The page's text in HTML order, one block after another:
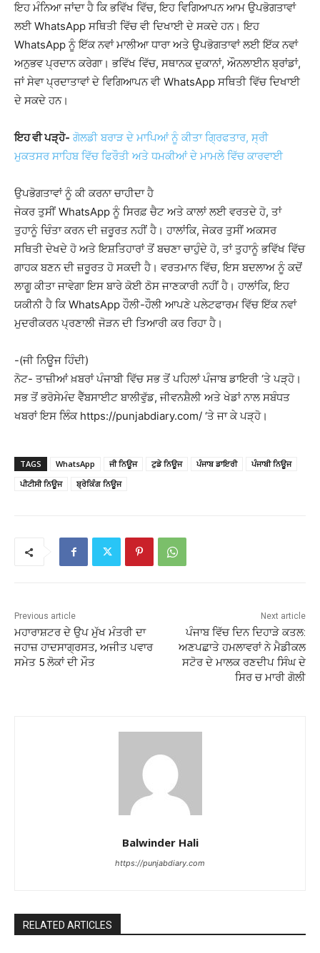
ਇਹ ਮੰਨਿਆ ਜਾਂਦਾ ਹੈ ਕਿ ਭਵਿੱਖ ਵਿੱਚ, ਇਹ ਵਿਗਿਆਪਨ ਆਮ ਉਪਭੋਗਤਾਵਾਂ
ਲਈ WhatsApp ਸਥਿਤੀ ਵਿੱਚ ਵੀ ਦਿਖਾਈ ਦੇ ਸਕਦੇ ਹਨ। ਇਹ
WhatsApp ਨੂੰ ਇੱਕ ਨਵਾਂ ਮਾਲੀਆ ਧਾਰਾ ਅਤੇ ਉਪਭੋਗਤਾਵਾਂ ਲਈ ਇੱਕ ਨਵਾਂ
ਅਨੁਭਵ ਪ੍ਰਦਾਨ ਕਰੇਗਾ। ਭਵਿੱਖ ਵਿੱਚ, ਸਥਾਨਕ ਦੁਕਾਨਾਂ, ਔਨਲਾਈਨ ਬ੍ਰਾਂਡਾਂ,
ਜਾਂ ਸੇਵਾ ਪ੍ਰਦਾਤਾਵਾਂ ਦੇ ਵਿਗਿਆਪਨ ਵੀ WhatsApp ਸਥਿਤੀ ਵਿੱਚ ਦਿਖਾਈ
ਦੇ ਸਕਦੇ ਹਨ।
ਇਹ ਵੀ ਪੜ੍ਹੋ- ਗੋਲਡੀ ਬਰਾੜ ਦੇ ਮਾਪਿਆਂ ਨੂੰ ਕੀਤਾ ਗ੍ਰਿਫਤਾਰ, ਸ੍ਰੀ
ਮੁਕਤਸਰ ਸਾਹਿਬ ਵਿੱਚ ਫਿਰੌਤੀ ਅਤੇ ਧਮਕੀਆਂ ਦੇ ਮਾਮਲੇ ਵਿੱਚ ਕਾਰਵਾਈ
ਉਪਭੋਗਤਾਵਾਂ ਨੂੰ ਕੀ ਕਰਨਾ ਚਾਹੀਦਾ ਹੈ
ਜੇਕਰ ਤੁਸੀਂ WhatsApp ਨੂੰ ਸਿਰਫ਼ ਚੈਟ ਅਤੇ ਕਾਲਾਂ ਲਈ ਵਰਤਦੇ ਹੋ, ਤਾਂ
ਤੁਹਾਨੂੰ ਚਿੰਤਾ ਕਰਨ ਦੀ ਜ਼ਰੂਰਤ ਨਹੀਂ ਹੈ। ਹਾਲਾਂਕਿ, ਜੇਕਰ ਤੁਸੀਂ ਅਕਸਰ
ਸਥਿਤੀ ਦੇਖਦੇ ਹੋ ਅਤੇ ਇਸ਼ਤਿਹਾਰਾਂ ਤੋਂ ਬਚਣਾ ਚਾਹੁੰਦੇ ਹੋ, ਤਾਂ ਤੁਹਾਨੂੰ ਭਵਿੱਖ ਵਿੱਚ
ਗਾਹਕ ਬਣਨ ਦੀ ਜ਼ਰੂਰਤ ਹੋ ਸਕਦੀ ਹੈ। ਵਰਤਮਾਨ ਵਿੱਚ, ਇਸ ਬਦਲਾਅ ਨੂੰ ਕਦੋਂ
ਲਾਗੂ ਕੀਤਾ ਜਾਵੇਗਾ ਇਸ ਬਾਰੇ ਕੋਈ ਠੋਸ ਜਾਣਕਾਰੀ ਨਹੀਂ ਹੈ। ਹਾਲਾਂਕਿ, ਇਹ
ਯਕੀਨੀ ਹੈ ਕਿ WhatsApp ਹੌਲੀ-ਹੌਲੀ ਆਪਣੇ ਪਲੇਟਫਾਰਮ ਵਿੱਚ ਇੱਕ ਨਵਾਂ
ਮੁਦਰੀਕਰਨ ਪ੍ਰਣਾਲੀ ਜੋੜਨ ਦੀ ਤਿਆਰੀ ਕਰ ਰਿਹਾ ਹੈ।
-(ਜੀ ਨਿਊਜ ਹਿੰਦੀ)
ਨੋਟ- ਤਾਜ਼ੀਆਂ ਖ਼ਬਰਾਂ ਪੰਜਾਬੀ ਵਿੱਚ ਸਭ ਤੋਂ ਪਹਿਲਾਂ ਪੰਜਾਬ ਡਾਇਰੀ ‘ਤੇ ਪੜ੍ਹੋ।
ਸਭ ਤੋਂ ਭਰੋਸੇਮੰਦ ਵੈੱਬਸਾਈਟ ਬਾਲੀਵੁੱਡ, ਜੀਵਨਸ਼ੈਲੀ ਅਤੇ ਖੇਡਾਂ ਨਾਲ ਸਬੰਧਤ
ਖਬਰਾਂ ਇਸ ਲਿੰਕ https://punjabdiary.com/ ‘ਤੇ ਜਾ ਕੇ ਪੜ੍ਹੋ।
TAGS WhatsApp ਜੀ ਨਿਊਜ ਟੁਡੇ ਨਿਊਜ ਪੰਜਾਬ ਡਾਇਰੀ
ਪੰਜਾਬੀ ਨਿਊਜ
ਪੀਟੀਸੀ ਨਿਊਜ
ਬ੍ਰੇਕਿੰਗ ਨਿਊਜ
Previous article
ਮਹਾਰਾਸ਼ਟਰ ਦੇ ਉਪ ਮੁੱਖ ਮੰਤਰੀ ਦਾ
ਜਹਾਜ਼ ਹਾਦਸਾਗ੍ਰਸਤ, ਅਜੀਤ ਪਵਾਰ
ਸਮੇਤ 5 ਲੋਕਾਂ ਦੀ ਮੌਤ
Next article
ਪੰਜਾਬ ਵਿੱਚ ਦਿਨ ਦਿਹਾੜੇ ਕਤਲ:
ਅਣਪਛਾਤੇ ਹਮਲਾਵਰਾਂ ਨੇ ਮੈਡੀਕਲ
ਸਟੋਰ ਦੇ ਮਾਲਕ ਰਣਦੀਪ ਸਿੰਘ ਦੇ
ਸਿਰ ਚ ਮਾਰੀ ਗੋਲੀ
Balwinder Hali
https://punjabdiary.com
RELATED ARTICLES